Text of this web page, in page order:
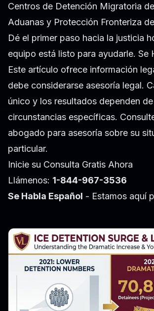
Centros de Detención Migratoria
Aduanas y Protección Fronteriza
Dé el primer paso hacia la justicia
equipo está listo para ayudarle. Se
Este artículo ofrece información
debe considerarse asesoría legal.
único y los resultados dependen
circunstancias específicas.
abogado para asesoría sobre su
particular.
Inicie su Consulta Gratis Ahora
Llámenos: 1-844-967-3536
Se Habla Español - Estamos aquí